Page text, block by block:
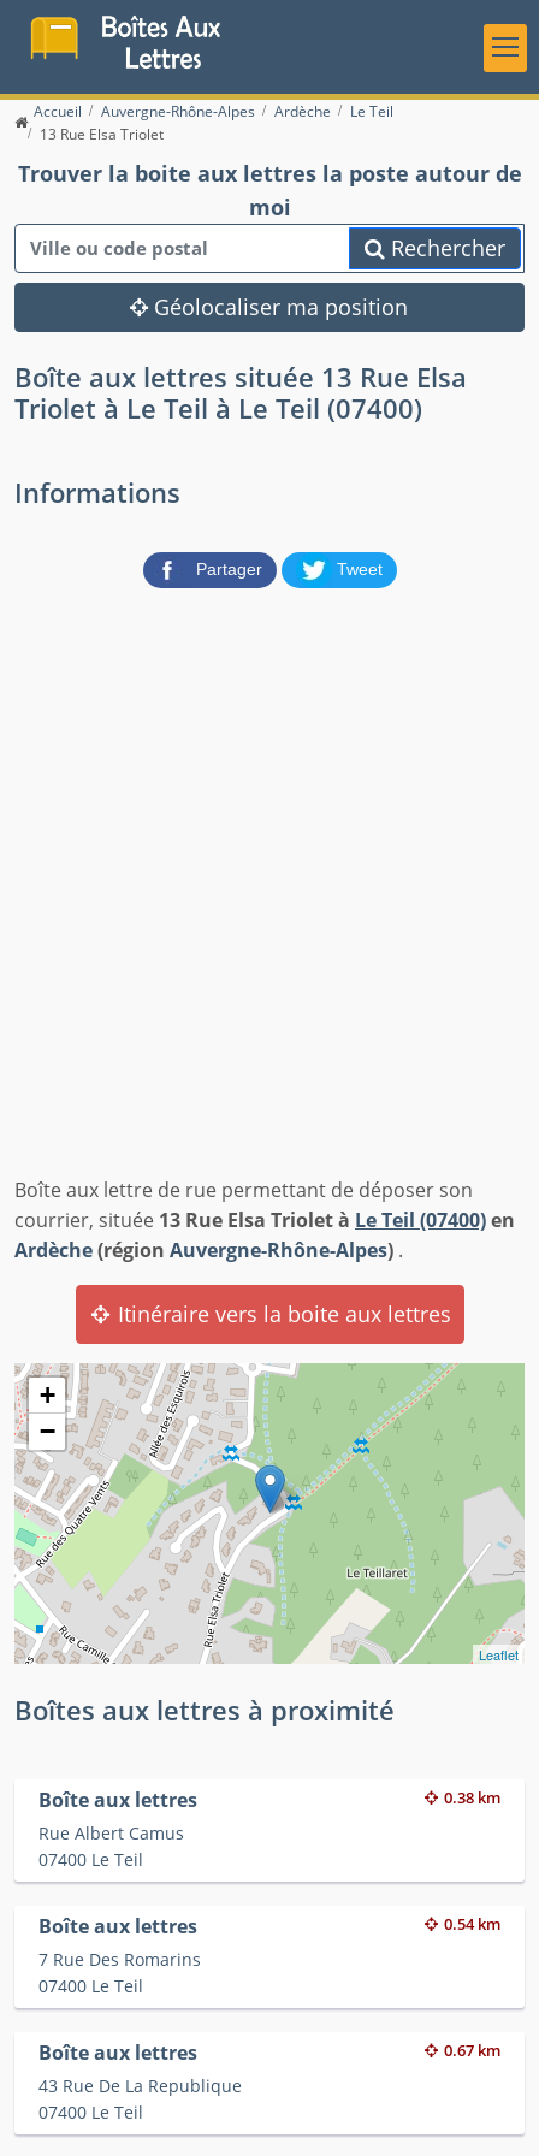
Accueil Auvergne-Rhône-Alpes Ardèche
Le Teil
13 Rue Elsa Triolet
Trouver la boite aux lettres la poste autour de
moi
Rechercher
Géolocaliser ma position
Boîte aux lettres située 13 Rue Elsa
Triolet à Le Teil à Le Teil (07400)
Informations
Partager Tweet
Boîte aux lettre de rue permettant de déposer son
courrier, située 13 Rue Elsa Triolet à Le Teil (07400)en
Ardèche(région Auvergne-Rhône-Alpes) .
Itinéraire vers la boite aux lettres
+
−
Leaflet
Boîtes aux lettres à proximité
Boîte aux lettres 0.38 km
Rue Albert Camus
07400 Le Teil
Boîte aux lettres 0.54 km
7 Rue Des Romarins
07400 Le Teil
Boîte aux lettres 0.67 km
43 Rue De La Republique
07400 Le Teil